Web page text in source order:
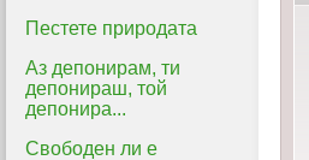
Пестете природата
Аз депонирам, ти
депонираш, той
депонира...
Свободен ли е